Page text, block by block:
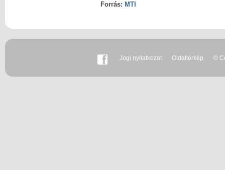
Forrás: MTI
Jogi nyilatkozat Oldaltérkép ©